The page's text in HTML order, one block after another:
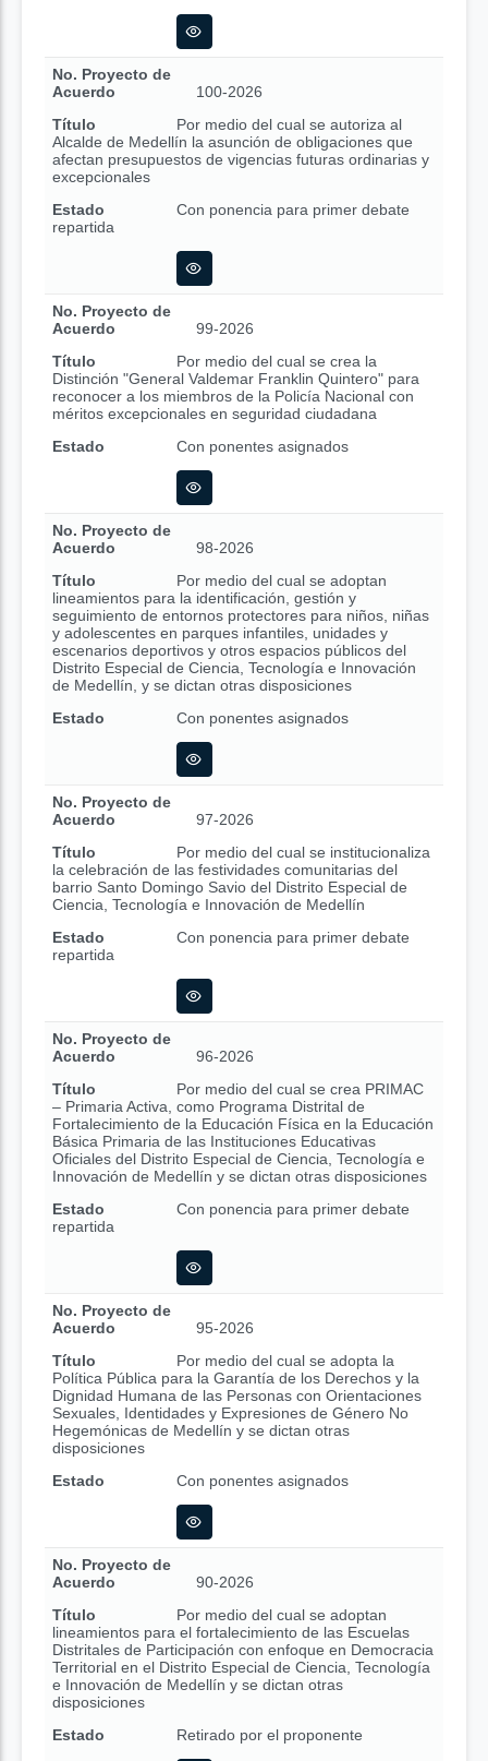
No. Proyecto de
Acuerdo
100-2026
Título
Por medio del cual se autoriza al
Alcalde de Medellín la asunción de obligaciones que
afectan presupuestos de vigencias futuras ordinarias y
excepcionales
Estado
Con ponencia para primer debate
repartida
No. Proyecto de
Acuerdo
99-2026
Título
Por medio del cual se crea la
Distinción "General Valdemar Franklin Quintero" para
reconocer a los miembros de la Policía Nacional con
méritos excepcionales en seguridad ciudadana
Estado
Con ponentes asignados
No. Proyecto de
Acuerdo
98-2026
Título
Por medio del cual se adoptan
lineamientos para la identificación, gestión y
seguimiento de entornos protectores para niños, niñas
y adolescentes en parques infantiles, unidades y
escenarios deportivos y otros espacios públicos del
Distrito Especial de Ciencia, Tecnología e Innovación
de Medellín, y se dictan otras disposiciones
Estado
Con ponentes asignados
No. Proyecto de
Acuerdo
97-2026
Título
Por medio del cual se institucionaliza
la celebración de las festividades comunitarias del
barrio Santo Domingo Savio del Distrito Especial de
Ciencia, Tecnología e Innovación de Medellín
Estado
Con ponencia para primer debate
repartida
No. Proyecto de
Acuerdo
96-2026
Título
Por medio del cual se crea PRIMAC
– Primaria Activa, como Programa Distrital de
Fortalecimiento de la Educación Física en la Educación
Básica Primaria de las Instituciones Educativas
Oficiales del Distrito Especial de Ciencia, Tecnología e
Innovación de Medellín y se dictan otras disposiciones
Estado
Con ponencia para primer debate
repartida
No. Proyecto de
Acuerdo
95-2026
Título
Por medio del cual se adopta la
Política Pública para la Garantía de los Derechos y la
Dignidad Humana de las Personas con Orientaciones
Sexuales, Identidades y Expresiones de Género No
Hegemónicas de Medellín y se dictan otras
disposiciones
Estado
Con ponentes asignados
No. Proyecto de
Acuerdo
90-2026
Título
Por medio del cual se adoptan
lineamientos para el fortalecimiento de las Escuelas
Distritales de Participación con enfoque en Democracia
Territorial en el Distrito Especial de Ciencia, Tecnología
e Innovación de Medellín y se dictan otras
disposiciones
Estado
Retirado por el proponente